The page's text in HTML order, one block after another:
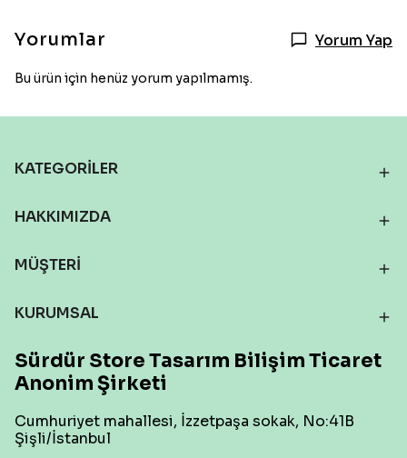
Yorumlar Yorum Yap
Bu ürün için henüz yorum yapılmamış.
KATEGORİLER
HAKKIMIZDA
MÜŞTERİ
KURUMSAL
Sürdür Store Tasarım Bilişim Ticaret
Anonim Şirketi
Cumhuriyet mahallesi, İzzetpaşa sokak, No:41B
Şişli/İstanbul